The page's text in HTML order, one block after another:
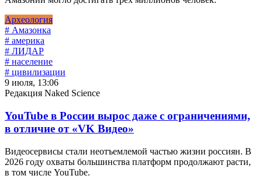
Археология
# Амазонка
# америка
# ЛИДАР
# население
# цивилизации
9 июля, 13:06
Редакция Naked Science
YouTube в России вырос даже с ограничениями,
в отличие от «VK Видео»
Видеосервисы стали неотъемлемой частью жизни россиян. В
2026 году охваты большинства платформ продолжают расти,
в том числе YouTube.